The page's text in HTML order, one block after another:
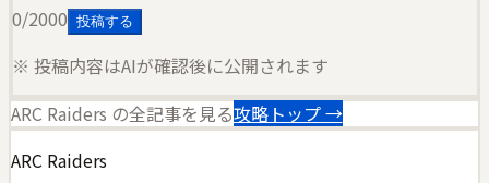
0/2000 投稿する
※ 投稿内容はAIが確認後に公開されます
ARC Raiders の全記事を見る攻略トップ →
ARC Raiders